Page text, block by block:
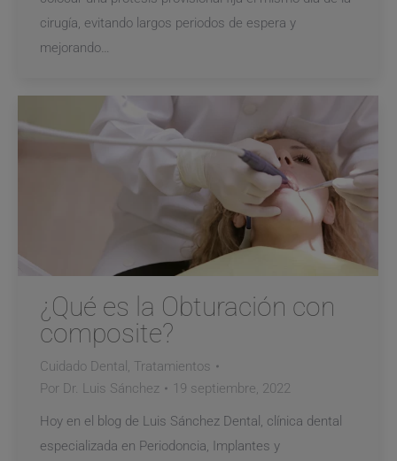
cirugía, evitando largos periodos de espera y
mejorando…
¿Qué es la Obturación con
composite?
Cuidado Dental
Tratamientos
Por Dr. Luis Sánchez 19 septiembre, 2022
Hoy en el blog de Luis Sánchez Dental, clínica dental
especializada en Periodoncia, Implantes y